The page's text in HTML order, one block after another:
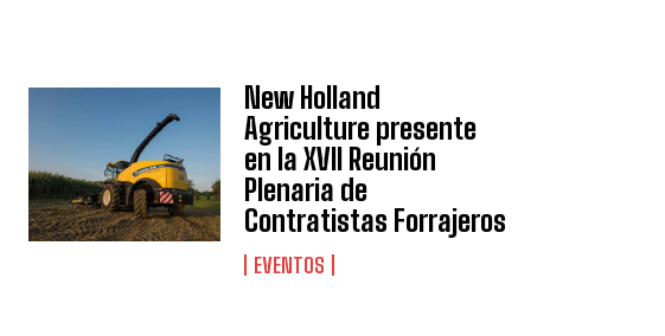
New Holland
Agriculture presente
en la XVII Reunión
Plenaria de
Contratistas Forrajeros
EVENTOS